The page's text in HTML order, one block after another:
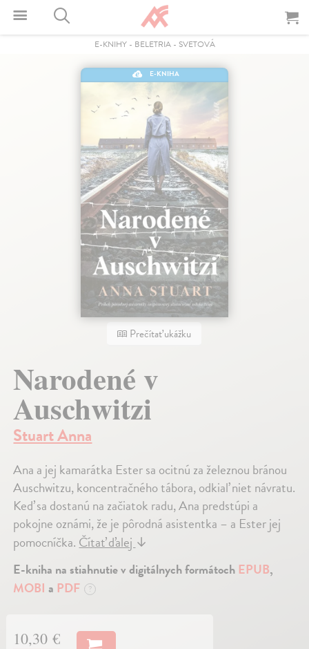
E-KNIHY- BELETRIA- SVETOVÁ
E-KNIHA
Prečítať ukážku
Narodené v
Auschwitzi
Stuart Anna
Ana a jej kamarátka Ester sa ocitnú za železnou bránou
Auschwitzu, koncentračného tábora, odkiaľ niet návratu.
Keď sa dostanú na začiatok radu, Ana predstúpi a
pokojne oznámi, že je pôrodná asistentka – a Ester jej
pomocníčka. Čítať ďalej ↓
E-kniha na stiahnutie v digitálnych formátoch EPUB,
MOBI a PDF ?
10,30 €